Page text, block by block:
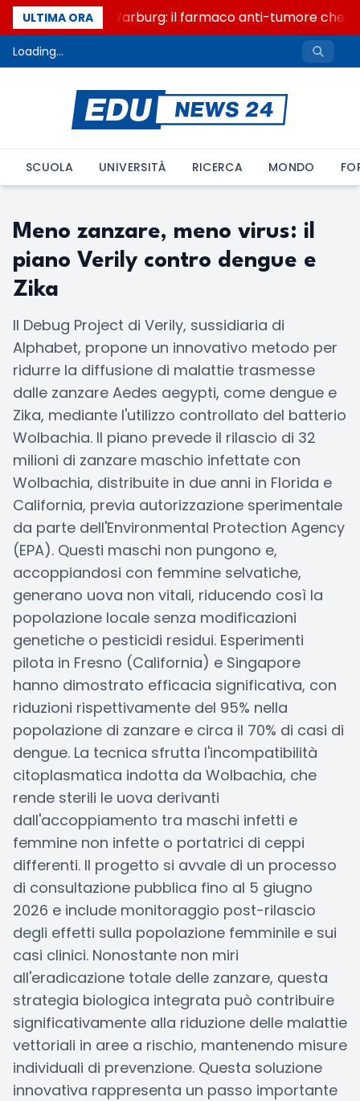
ULTIMA ORA
Un secolo di Warburg: il farmaco anti-tumore che
Loading...
SCUOLA UNIVERSITÀ RICERCA MONDO
Meno zanzare, meno virus: il
piano Verily contro dengue e
Zika
Il Debug Project di Verily, sussidiaria di
Alphabet, propone un innovativo metodo per
ridurre la diffusione di malattie trasmesse
dalle zanzare Aedes aegypti, come dengue e
Zika, mediante l'utilizzo controllato del batterio
Wolbachia. Il piano prevede il rilascio di 32
milioni di zanzare maschio infettate con
Wolbachia, distribuite in due anni in Florida e
California, previa autorizzazione sperimentale
da parte dell'Environmental Protection Agency
(EPA). Questi maschi non pungono e,
accoppiandosi con femmine selvatiche,
generano uova non vitali, riducendo così la
popolazione locale senza modificazioni
genetiche o pesticidi residui. Esperimenti
pilota in Fresno (California) e Singapore
hanno dimostrato efficacia significativa, con
riduzioni rispettivamente del 95% nella
popolazione di zanzare e circa il 70% di casi di
dengue. La tecnica sfrutta l'incompatibilità
citoplasmatica indotta da Wolbachia, che
rende sterili le uova derivanti
dall'accoppiamento tra maschi infetti e
femmine non infette o portatrici di ceppi
differenti. Il progetto si avvale di un processo
di consultazione pubblica fino al 5 giugno
2026 e include monitoraggio post-rilascio
degli effetti sulla popolazione femminile e sui
casi clinici. Nonostante non miri
all'eradicazione totale delle zanzare, questa
strategia biologica integrata può contribuire
significativamente alla riduzione delle malattie
vettoriali in aree a rischio, mantenendo misure
individuali di prevenzione. Questa soluzione
innovativa rappresenta un passo importante